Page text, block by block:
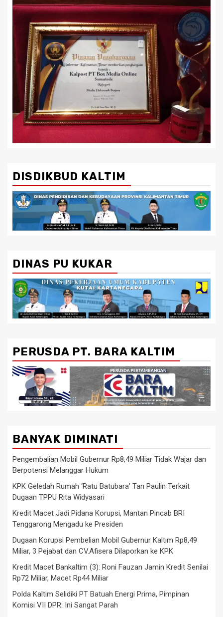
DISDIKBUD KALTIM
DINAS PU KUKAR
PERUSDA PT. BARA KALTIM
BANYAK DIMINATI
Pengembalian Mobil Gubernur Rp8,49 Miliar Tidak Wajar dan
Berpotensi Melanggar Hukum
KPK Geledah Rumah ‘Ratu Batubara’ Tan Paulin Terkait
Dugaan TPPU Rita Widyasari
Kredit Macet Jadi Pidana Korupsi, Mantan Pincab BRI
Tenggarong Mengadu ke Presiden
Dugaan Korupsi Pembelian Mobil Gubernur Kaltim Rp8,49
Miliar, 3 Pejabat dan CV.Afisera Dilaporkan ke KPK
Kredit Macet Bankaltim (3): Roni Fauzan Jamin Kredit Senilai
Rp72 Miliar, Macet Rp44 Miliar
Polda Kaltim Selidiki PT Batuah Energi Prima, Pimpinan
Komisi VII DPR: Ini Sangat Parah